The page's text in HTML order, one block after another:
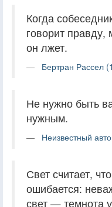
Когда
говорит правду,
он лжет.
Бертран Рассел
Не нужно быть
нужным.
Неизвестный
Свет считает,
ошибается:
свет — темнота